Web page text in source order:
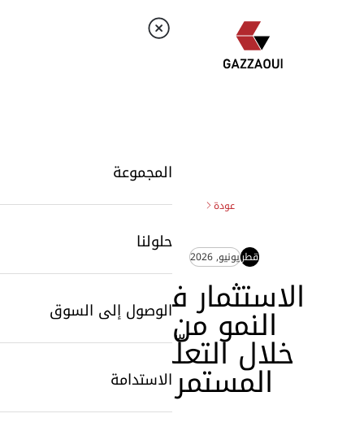
المجموعة
حلولنا
الوصول إلى السوق
الاستدامة
عودة
قطريونيو, 2026
الاستثمار في
النمو من
خلال التعلّم
المستمر